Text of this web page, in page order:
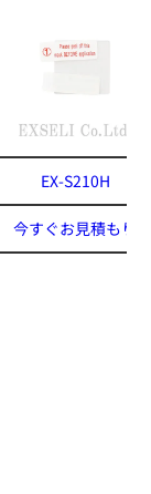
EX-S210H
今すぐお見積もり